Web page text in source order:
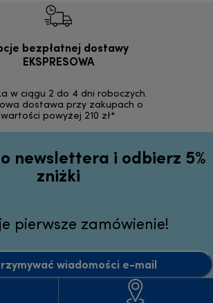
bezpłatnej dostawy
EKSPRESOWA
w ciągu 2 do 4 dni roboczych.
dostawa przy zakupach o
wartości powyżej 210 zł*
newslettera i odbierz 5%
zniżki
pierwsze zamówienie!
wiadomości e-mail